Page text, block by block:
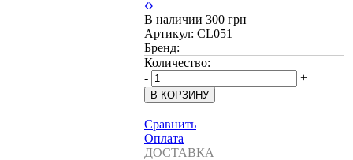
В наличии 300 грн
Артикул: CL051
Бренд:
Количество:
-
+
Сравнить
Оплата
ДОСТАВКА